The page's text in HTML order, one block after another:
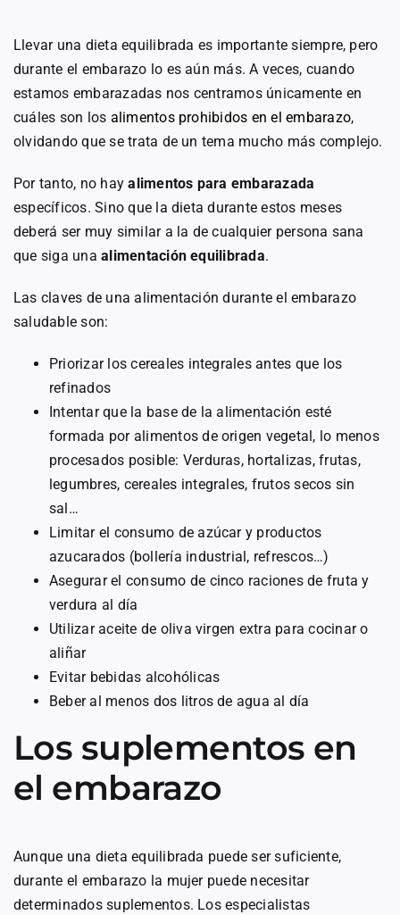
Llevar una dieta equilibrada es importante siempre, pero
durante el embarazo lo es aún más. A veces, cuando
estamos embarazadas nos centramos únicamente en
cuáles son los alimentos prohibidos en el embarazo,
olvidando que se trata de un tema mucho más complejo.
Por tanto, no hayalimentos para embarazada
específicos. Sino que la dieta durante estos meses
deberá ser muy similar a la de cualquier persona sana
que siga unaalimentación equilibrada.
Las claves de una alimentación durante el embarazo
saludable son:
Priorizar los cereales integrales antes que los
refinados
Intentar que la base de la alimentación esté
formada por alimentos de origen vegetal, lo menos
procesados posible: Verduras, hortalizas, frutas,
legumbres, cereales integrales, frutos secos sin
sal…
Limitar el consumo de azúcar y productos
azucarados (bollería industrial, refrescos…)
Asegurar el consumo de cinco raciones de fruta y
verdura al día
Utilizar aceite de oliva virgen extra para cocinar o
aliñar
Evitar bebidas alcohólicas
Beber al menos dos litros de agua al día
Los suplementos en
el embarazo
Aunque una dieta equilibrada puede ser suficiente,
durante el embarazo la mujer puede necesitar
determinados suplementos. Los especialistas